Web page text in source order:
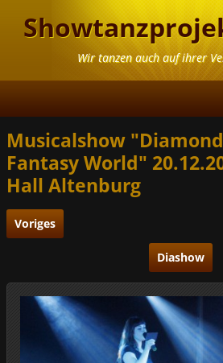
Wir tanzen auch auf ihrer
Musicalshow
Fantasy World"
Hall Altenburg
Voriges
Diashow